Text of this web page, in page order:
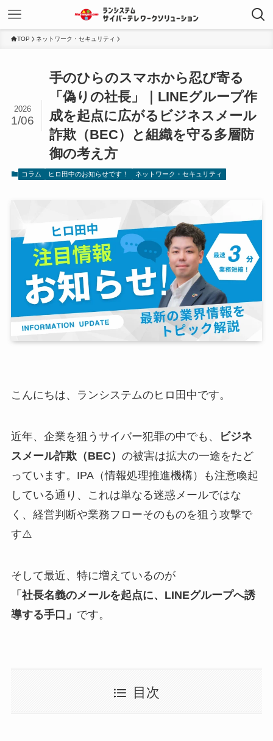
TOP ネットワーク・セキュリティ
手のひらのスマホから忍び寄る
「偽りの社長」｜LINEグループ作
成を起点に広がるビジネスメール
詐欺（BEC）と組織を守る多層防
御の考え方
2026
1/06
コラム ヒロ田中のお知らせです！ ネットワーク・セキュリティ
こんにちは、ランシステムのヒロ田中です。
近年、企業を狙うサイバー犯罪の中でも、
ビジネ
スメール詐欺（BEC） の被害は拡大の一途をたど
っています。IPA（情報処理推進機構）も注意喚起
している通り、これは単なる迷惑メールではな
く、経営判断や業務フローそのものを狙う攻撃で
す⚠️
そして最近、特に増えているのが
「社長名義のメールを起点に、LINEグループへ誘
導する手口」 です。
目次